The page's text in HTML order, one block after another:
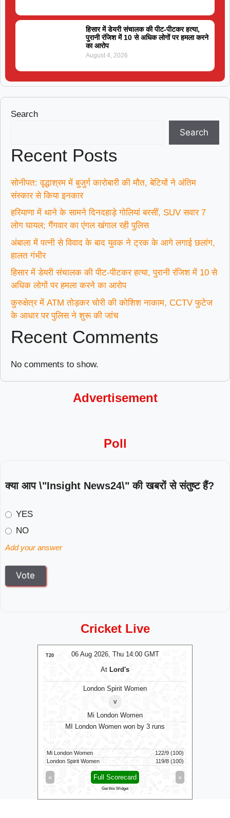
हिसार में डेयरी संचालक की पीट-पीटकर हत्या,
पुरानी रंजिश में 10 से अधिक लोगों पर हमला करने
का आरोप
August 4, 2026
Search
Search
Recent Posts
सोनीपत: वृद्धाश्रम में बुजुर्ग कारोबारी की मौत, बेटियों ने अंतिम
संस्कार से किया इनकार
हरियाणा में थाने के सामने दिनदहाड़े गोलियां बरसीं, SUV सवार 7
लोग घायल; गैंगवार का एंगल खंगाल रही पुलिस
अंबाला में पत्नी से विवाद के बाद युवक ने ट्रक के आगे लगाई छलांग,
हालत गंभीर
हिसार में डेयरी संचालक की पीट-पीटकर हत्या, पुरानी रंजिश में 10 से
अधिक लोगों पर हमला करने का आरोप
कुरुक्षेत्र में ATM तोड़कर चोरी की कोशिश नाकाम, CCTV फुटेज
के आधार पर पुलिस ने शुरू की जांच
Recent Comments
No comments to show.
Advertisement
Poll
क्या आप \"Insight News24\" की खबरों से संतुष्ट हैं?
YES
NO
Add your answer
Cricket Live
06 Aug 2026, Thu 14:00 GMT
T20
At Lord's
London Spirit Women
v
Mi London Women
MI London Women won by 3 runs
Mi London Women
122/9 (100)
London Spirit Women
119/8 (100)
« »
Full Scorecard
Get this Widget